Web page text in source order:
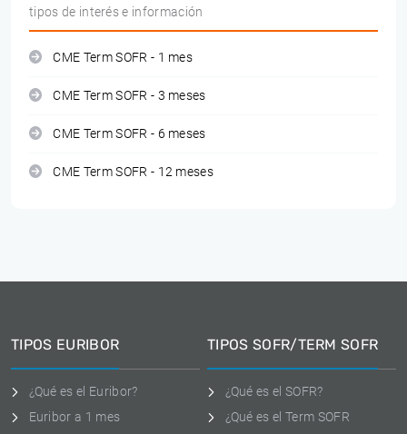
tipos de interés e información
CME Term SOFR - 1 mes
CME Term SOFR - 3 meses
CME Term SOFR - 6 meses
CME Term SOFR - 12 meses
TIPOS EURIBOR
¿Qué es el Euribor?
Euribor a 1 mes
TIPOS SOFR/TERM SOFR
¿Qué es el SOFR?
¿Qué es el Term SOFR